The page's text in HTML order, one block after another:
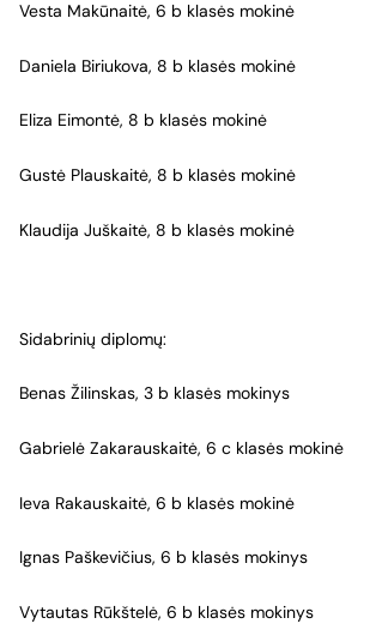
Vesta Makūnaitė, 6 b klasės mokinė
Daniela Biriukova, 8 b klasės mokinė
Eliza Eimontė, 8 b klasės mokinė
Gustė Plauskaitė, 8 b klasės mokinė
Klaudija Juškaitė, 8 b klasės mokinė
Sidabrinių diplomų:
Benas Žilinskas, 3 b klasės mokinys
Gabrielė Zakarauskaitė, 6 c klasės mokinė
Ieva Rakauskaitė, 6 b klasės mokinė
Ignas Paškevičius, 6 b klasės mokinys
Vytautas Rūkštelė, 6 b klasės mokinys